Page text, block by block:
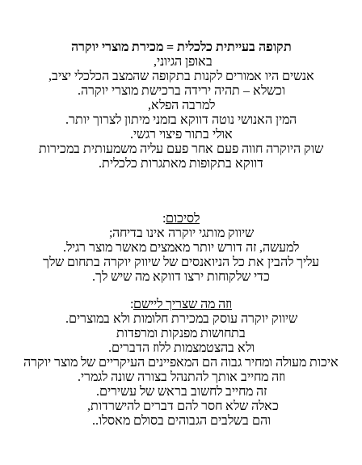
תקופה בעייתית כלכלית = מכירת מוצרי יוקרה
באופן הגיוני,
אנשים היו אמורים לקנות בתקופה שהמצב הכלכלי יציב,
וכשלא – תהיה ירידה ברכישת מוצרי יוקרה.
למרבה הפלא,
המין האנושי נוטה דווקא בזמני מיתון לצרוך יותר.
אולי בתור פיצוי רגשי.
שוק היוקרה חווה פעם אחר פעם עליה משמעותית במכירות
דווקא בתקופות מאתגרות כלכלית.
לסיכום:
שיווק מותגי יוקרה אינו בדיחה;
למעשה, זה דורש יותר מאמצים מאשר מוצר רגיל.
עליך להבין את כל הניואנסים של שיווק יוקרה בתחום שלך
כדי שלקוחות ירצו דווקא מה שיש לך.
וזה מה שצריך ליישם:
שיווק יוקרה עוסק במכירת חלומות ולא במוצרים.
בתחושות מפנקות ומרפדות
ולא בהצטמצמות ללוז הדברים.
איכות מעולה ומחיר גבוה הם המאפיינים העיקריים של מוצר יוקרה
וזה מחייב אותך להתנהל בצורה שונה לגמרי.
זה מחייב לחשוב בראש של עשירים.
כאלה שלא חסר להם דברים להישרדות,
והם בשלבים הגבוהים בסולם מאסלו..